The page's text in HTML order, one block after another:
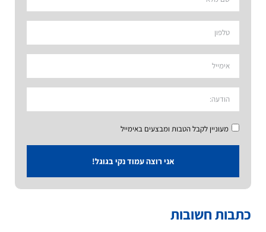
מעוניין לקבל הטבות ומבצעים באימייל
אני רוצה עמוד נקי בגוגל!
כתבות חשובות